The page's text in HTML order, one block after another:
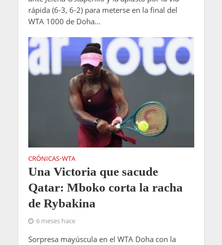
rápida (6-3, 6-2) para meterse en la final del
WTA 1000 de Doha...
CRÓNICAS•WTA
Una Victoria que sacude
Qatar: Mboko corta la racha
de Rybakina
6 meses hace
Sorpresa mayúscula en el WTA Doha con la